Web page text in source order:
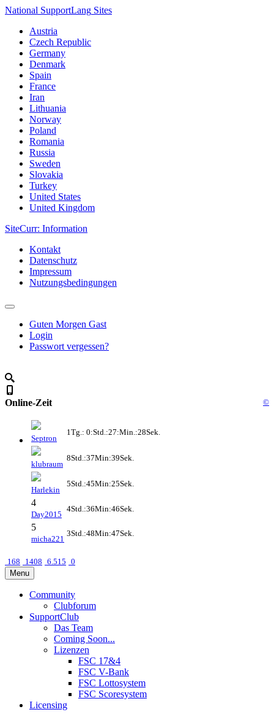
National SupportLang Sites
Austria
Czech Republic
Germany
Denmark
Spain
France
Iran
Lithuania
Norway
Poland
Romania
Russia
Sweden
Slovakia
Turkey
United States
United Kingdom
SiteCurr: Information
Kontakt
Datenschutz
Impressum
Nutzungsbedingungen
Guten Morgen Gast
Login
Passwort vergessen?
Online-Zeit ©
Septron
1Tg.: 0:Std.:27:Min.:28Sek.
klubraum
8Std.:37Min:39Sek.
Harlekin
5Std.:45Min:25Sek.
4
Day2015
4Std.:36Min:46Sek.
5
micha221
3Std.:48Min:47Sek.
168 1408 6.515 0
Menu
Community
Clubforum
SupportClub
Das Team
Coming Soon...
Lizenzen
FSC 17&4
FSC V-Bank
FSC Lottosystem
FSC Scoresystem
Licensing